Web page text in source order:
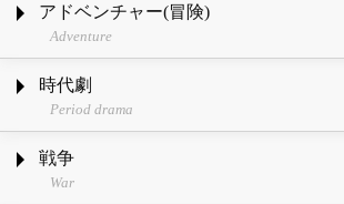
アドベンチャー(冒険)
Adventure
時代劇
Period drama
戦争
War